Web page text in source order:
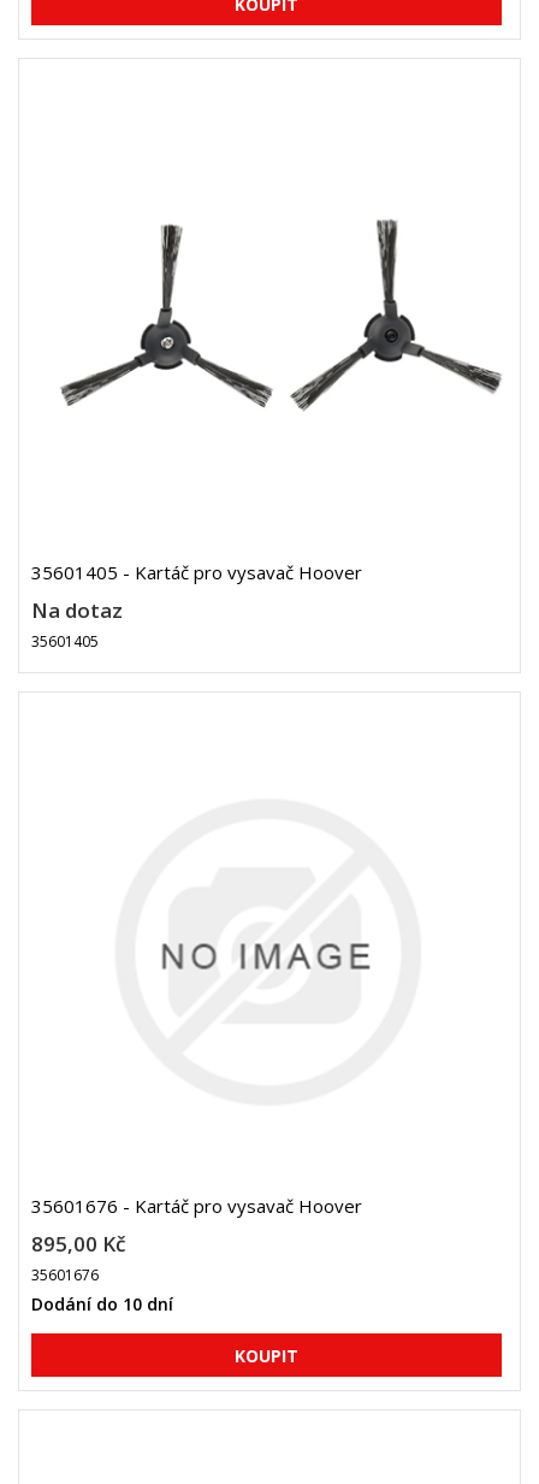
35601405 - Kartáč pro vysavač Hoover
Na dotaz
35601405
35601676 - Kartáč pro vysavač Hoover
895,00 Kč
35601676
Dodání do 10 dní